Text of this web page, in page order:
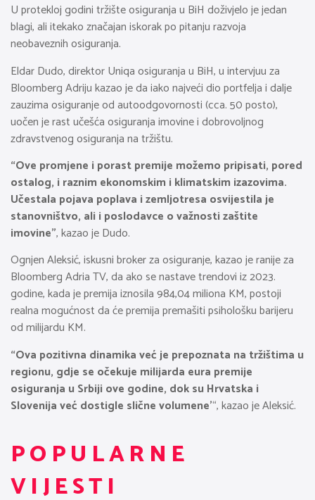
U protekloj godini tržište osiguranja u BiH doživjelo je jedan
blagi, ali itekako značajan iskorak po pitanju razvoja
neobaveznih osiguranja.
Eldar Dudo, direktor Uniqa osiguranja u BiH, u intervjuu za
Bloomberg Adriju kazao je da iako najveći dio portfelja i dalje
zauzima osiguranje od autoodgovornosti (cca. 50 posto),
uočen je rast učešća osiguranja imovine i dobrovoljnog
zdravstvenog osiguranja na tržištu.
“Ove promjene i porast premije možemo pripisati, pored
ostalog, i raznim ekonomskim i klimatskim izazovima.
Učestala pojava poplava i zemljotresa osvijestila je
stanovništvo, ali i poslodavce o važnosti zaštite
imovine”, kazao je Dudo.
Ognjen Aleksić, iskusni broker za osiguranje, kazao je ranije za
Bloomberg Adria TV, da ako se nastave trendovi iz 2023.
godine, kada je premija iznosila 984,04 miliona KM, postoji
realna mogućnost da će premija premašiti psihološku barijeru
od milijardu KM.
“Ova pozitivna dinamika već je prepoznata na tržištima u
regionu, gdje se očekuje milijarda eura premije
osiguranja u Srbiji ove godine, dok su Hrvatska i
Slovenija već dostigle slične volumene’“, kazao je Aleksić.
POPULARNE
VIJESTI